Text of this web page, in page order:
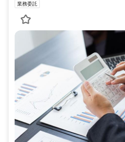
業務委託